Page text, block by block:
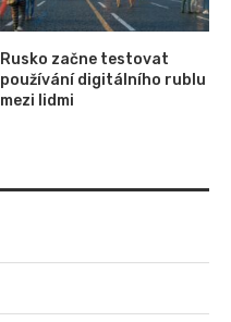
Rusko začne testovat
používání digitálního rublu
mezi lidmi